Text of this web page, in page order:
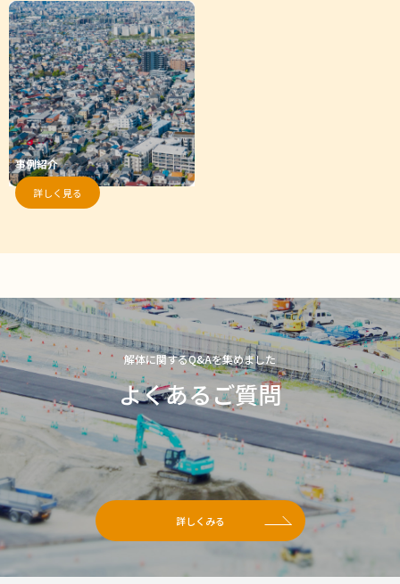
事例紹介
詳しく見る
解体に関するQ&Aを集めました
よくあるご質問
詳しくみる